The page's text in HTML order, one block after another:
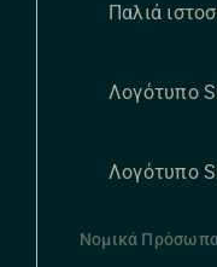
Παλιά
Λογότυπο
Λογότυπο
Νομικά